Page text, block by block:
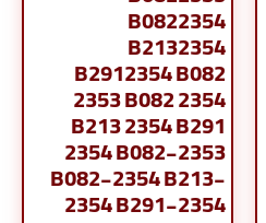
B0822354
B2132354
B2912354 B082
2353 B082 2354
B213 2354 B291
2354 B082-2353
B082-2354 B213-
2354 B291-2354